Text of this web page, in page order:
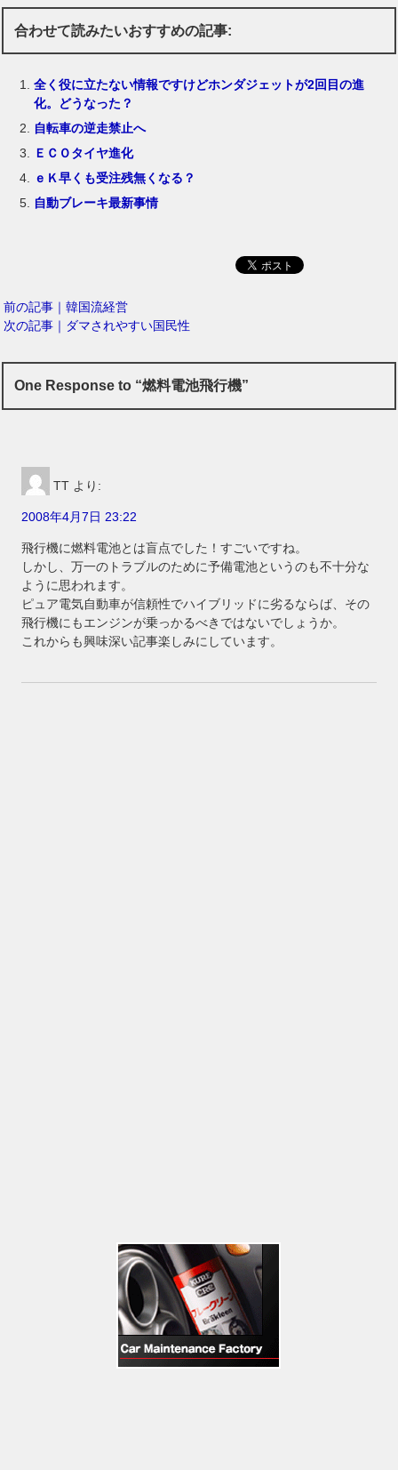
合わせて読みたいおすすめの記事:
全く役に立たない情報ですけどホンダジェットが2回目の進
化。どうなった？
自転車の逆走禁止へ
ＥＣＯタイヤ進化
ｅＫ早くも受注残無くなる？
自動ブレーキ最新事情
前の記事｜韓国流経営
次の記事｜ダマされやすい国民性
One Response to “燃料電池飛行機”
TT より:
2008年4月7日 23:22
飛行機に燃料電池とは盲点でした！すごいですね。
しかし、万一のトラブルのために予備電池というのも不十分な
ように思われます。
ピュア電気自動車が信頼性でハイブリッドに劣るならば、その
飛行機にもエンジンが乗っかるべきではないでしょうか。
これからも興味深い記事楽しみにしています。